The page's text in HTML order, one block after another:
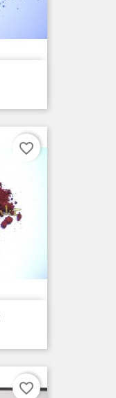
favorite_border
favorite_border